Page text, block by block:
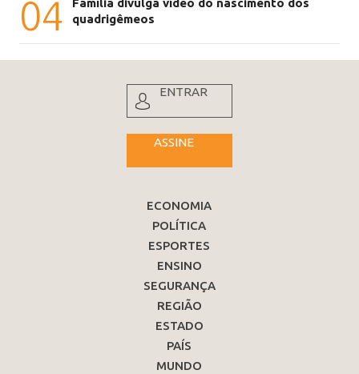
04
Família divulga vídeo do nascimento dos
quadrigêmeos
ENTRAR
ASSINE
ECONOMIA
POLÍTICA
ESPORTES
ENSINO
SEGURANÇA
REGIÃO
ESTADO
PAÍS
MUNDO